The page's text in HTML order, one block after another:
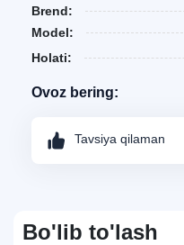
Brend:
Model:
Holati:
Ovoz bering:
Tavsiya qilaman
Bo'lib to'lash